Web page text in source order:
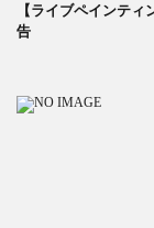
【ライブペインティ
告